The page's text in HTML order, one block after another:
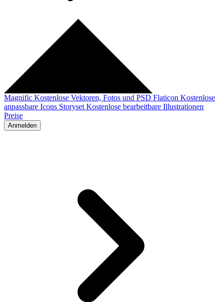
Magnific Kostenlose Vektoren, Fotos und PSD Flaticon Kostenlose
anpassbare Icons Storyset Kostenlose bearbeitbare Illustrationen
Preise
Anmelden